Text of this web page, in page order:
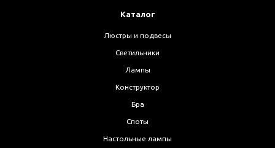
Каталог
Люстры и подвесы
Светильники
Лампы
Конструктор
Бра
Споты
Настольные лампы